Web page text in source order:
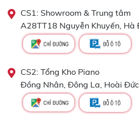
CS1: Showroom & Trung tâm
A28TT18 Nguyễn Khuyến, Hà
CS2: Tổng Kho Piano
Đồng Nhân, Đông La, Hoài